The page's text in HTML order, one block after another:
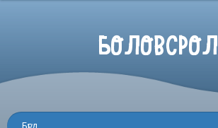
БОЛОВСРОЛ